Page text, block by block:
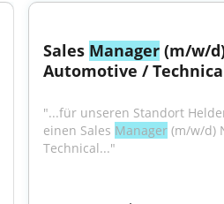
Sales Manager (m/w/
Automotive /
"...für unseren Standort
einen Sales Manager (m/w/d)
Technical..."